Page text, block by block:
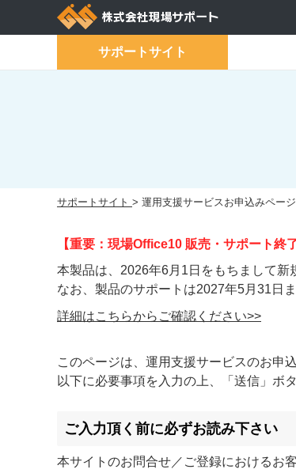
サポートサイト
サポートサイト > 運用支援サービスお申込みペー
【重要：現場Office10 販売・サポート終
本製品は、2026年6月1日をもちまして新
なお、製品のサポートは2027年5月31日
詳細はこちらからご確認ください>>
このページは、運用支援サービスのお申
以下に必要事項を入力の上、「送信」ボ
ご入力頂く前に必ずお読み下さい
本サイトのお問合せ／ご登録におけるお